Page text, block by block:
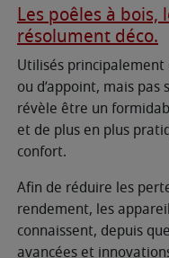
Les poêles à
résolument déco.
Utilisés
ou d’appoint, mais
révèle être un
et de plus en plus
confort.
Afin de réduire les
rendement, les
connaissent, depuis
avancées et